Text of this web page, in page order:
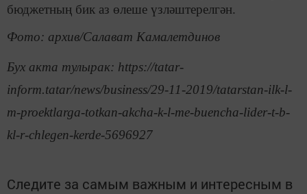
бюджетның бик аз өлеше үзләштерелгән.
Фото: архив/Салават Камалетдинов
Бух акта тулырак: https://tatar-
inform.tatar/news/business/29-11-2019/tatarstan-ilk-l-
m-proektlarga-totkan-akcha-k-l-me-buencha-lider-t-b-
kl-r-chlegen-kerde-5696927
Следите за самым важным и интересным в